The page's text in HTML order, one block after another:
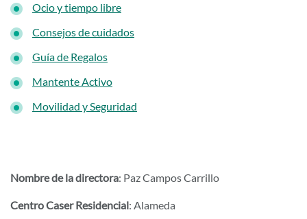
Ocio y tiempo libre
Consejos de cuidados
Guía de Regalos
Mantente Activo
Movilidad y Seguridad
Nombre de la directora: Paz Campos Carrillo
Centro Caser Residencial: Alameda